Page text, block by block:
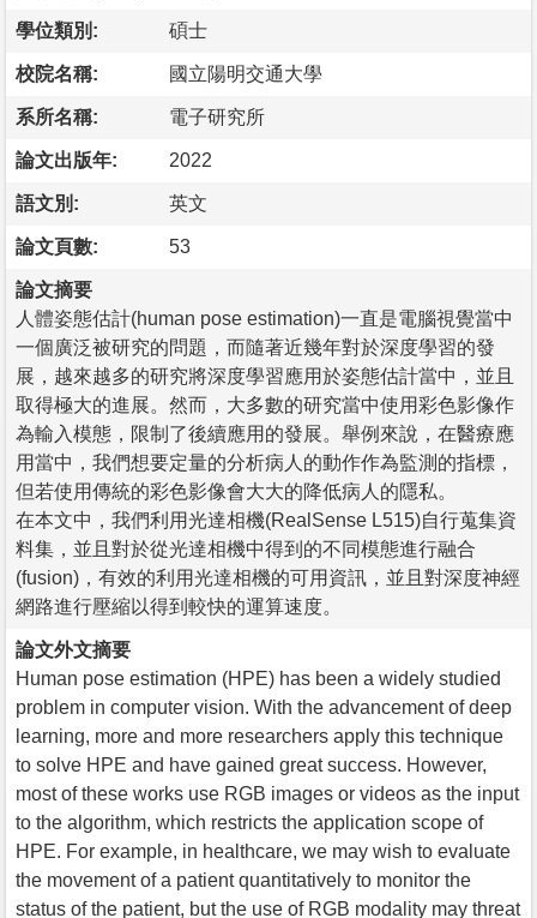
學位類別: 碩士
校院名稱: 國立陽明交通大學
系所名稱: 電子研究所
論文出版年: 2022
語文別: 英文
論文頁數: 53
論文摘要
人體姿態估計(human pose estimation)一直是電腦視覺當中
一個廣泛被研究的問題，而隨著近幾年對於深度學習的發
展，越來越多的研究將深度學習應用於姿態估計當中，並且
取得極大的進展。然而，大多數的研究當中使用彩色影像作
為輸入模態，限制了後續應用的發展。舉例來說，在醫療應
用當中，我們想要定量的分析病人的動作作為監測的指標，
但若使用傳統的彩色影像會大大的降低病人的隱私。
在本文中，我們利用光達相機(RealSense L515)自行蒐集資
料集，並且對於從光達相機中得到的不同模態進行融合
(fusion)，有效的利用光達相機的可用資訊，並且對深度神經
網路進行壓縮以得到較快的運算速度。
論文外文摘要
Human pose estimation (HPE) has been a widely studied
problem in computer vision. With the advancement of deep
learning, more and more researchers apply this technique
to solve HPE and have gained great success. However,
most of these works use RGB images or videos as the input
to the algorithm, which restricts the application scope of
HPE. For example, in healthcare, we may wish to evaluate
the movement of a patient quantitatively to monitor the
status of the patient, but the use of RGB modality may threat